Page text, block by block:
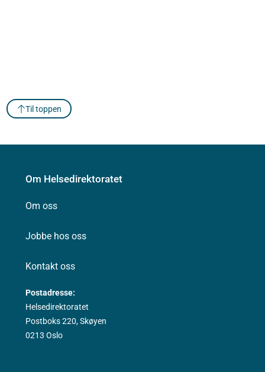
Til toppen
Om Helsedirektoratet
Om oss
Jobbe hos oss
Kontakt oss
Postadresse:
Helsedirektoratet
Postboks 220, Skøyen
0213 Oslo